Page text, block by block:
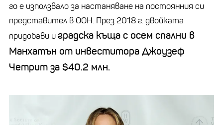
го е използвало за настаняване на постоянния си
представител в ООН. През 2018 г. двойката
придобави иградска къща с осем спални в
Манхатън от инвеститора Джоузеф
Четрит за $40.2 млн.